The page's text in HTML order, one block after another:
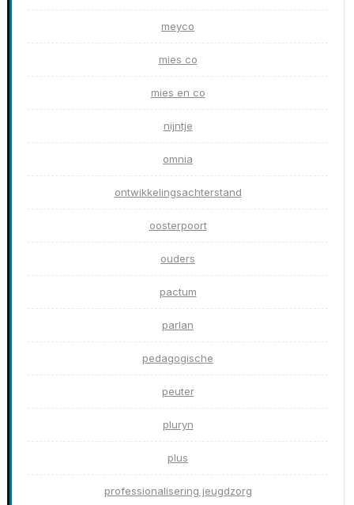
meyco
mies co
mies en co
nijntje
omnia
ontwikkelingsachterstand
oosterpoort
ouders
pactum
parlan
pedagogische
peuter
pluryn
plus
professionalisering jeugdzorg